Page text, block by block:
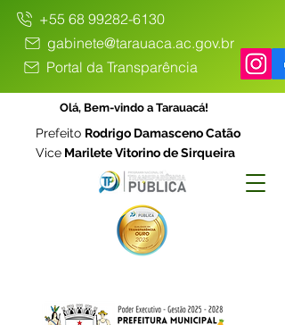
+55 68 99282-6130
gabinete@tarauaca.ac.gov.br
Portal da Transparência
Olá, Bem-vindo a Tarauacá!
Prefeito Rodrigo Damasceno Catão
Vice Marilete Vitorino de Sirqueira